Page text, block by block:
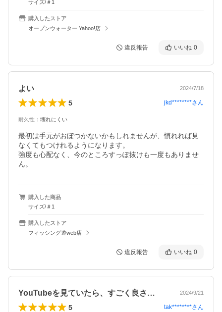
サイズ/＃1
購入したストア
オープンウォーター Yahoo!店
違反報告 いいね 0
よい 2024/7/18
5 jkd********さん
耐久性 ： 壊れにくい
最初は手元がおぼつかないかもしれませんが、慣れれば見
なくてもつけれるようになります。
強度も心配なく、今のところすっぽ抜けも一度もありませ
ん。
購入した商品
サイズ/＃1
購入したストア
フィッシング遊web店
違反報告 いいね 0
YouTubeを見ていたら、すごく良さ… 2024/9/21
5 tak********さん